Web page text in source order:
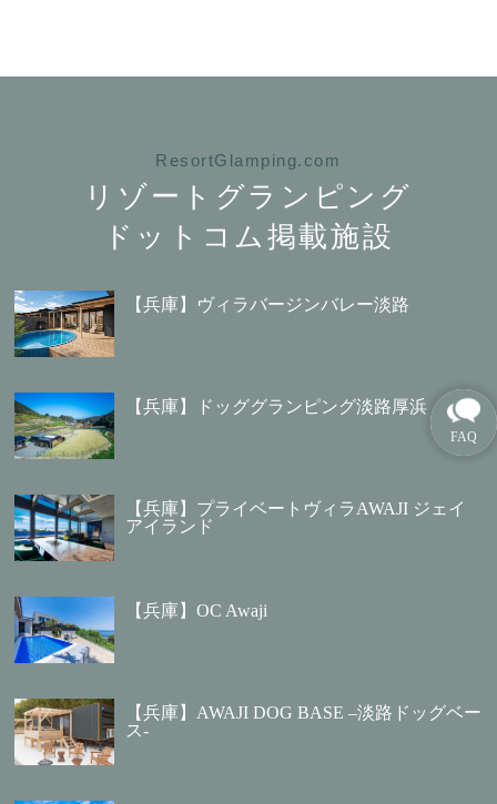
ResortGlamping.com
リゾートグランピング
ドットコム掲載施設
【兵庫】ヴィラバージンバレー淡路
【兵庫】ドッググランピング淡路厚浜
【兵庫】プライベートヴィラAWAJI ジェイ
アイランド
【兵庫】OC Awaji
【兵庫】AWAJI DOG BASE –淡路ドッグベー
ス-